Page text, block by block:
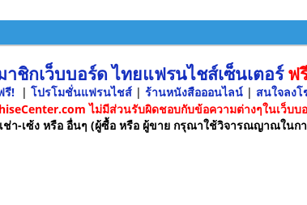
ชิกเว็บบอร์ด ไทยแฟรนไชส์เซ็นเตอร์ฟ
รี! | โปรโมชั่นแฟรนไชส์ | ร้านหนังสือออนไลน์ | สนใจลง
ไม่มีส่วนรับผิดชอบกับข้อความต่างๆในเว็บบ
ช่า-เซ้ง หรือ อื่นๆ (ผู้ซื้อ หรือ ผู้ขาย กรุณาใช้วิจารณญาณในก